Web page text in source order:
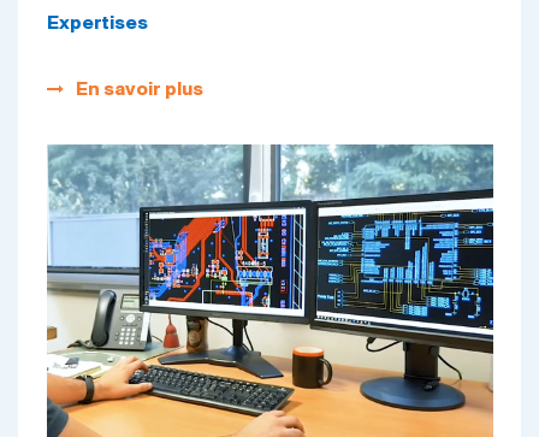
Expertises
En savoir plus